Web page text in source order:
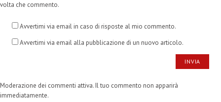
volta che commento.
Avvertimi via email in caso di risposte al mio commento.
Avvertimi via email alla pubblicazione di un nuovo articolo.
Moderazione dei commenti attiva. Il tuo commento non apparirà
immediatamente.